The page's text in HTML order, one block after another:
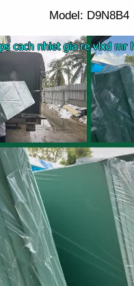
Model: D9N8B4